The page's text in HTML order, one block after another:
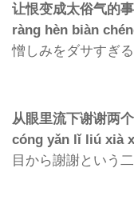
让恨变成太俗气的事
ràng hèn biàn
憎しみをダサすぎ
从眼里流下谢谢两
cóng yǎn lǐ liú xià
目から謝謝という